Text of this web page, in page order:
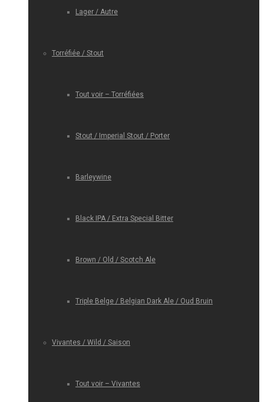
Lager / Autre
Torréfiée / Stout
Tout voir – Torréfiées
Stout / Imperial Stout / Porter
Barleywine
Black IPA / Extra Special Bitter
Brown / Old / Scotch Ale
Triple Belge / Belgian Dark Ale / Oud Bruin
Vivantes / Wild / Saison
Tout voir – Vivantes